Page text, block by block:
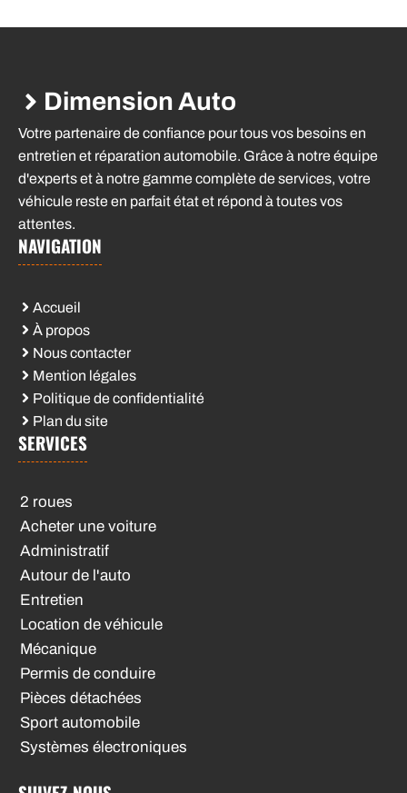
Dimension Auto
Votre partenaire de confiance pour tous vos besoins en
entretien et réparation automobile. Grâce à notre équipe
d'experts et à notre gamme complète de services, votre
véhicule reste en parfait état et répond à toutes vos
attentes.
NAVIGATION
Accueil
À propos
Nous contacter
Mention légales
Politique de confidentialité
Plan du site
SERVICES
2 roues
Acheter une voiture
Administratif
Autour de l'auto
Entretien
Location de véhicule
Mécanique
Permis de conduire
Pièces détachées
Sport automobile
Systèmes électroniques